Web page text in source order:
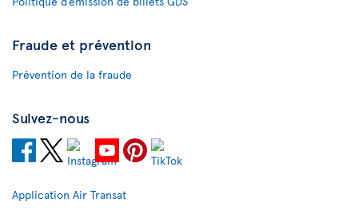
Fraude et prévention
Prévention de la fraude
Suivez-nous
Application Air Transat